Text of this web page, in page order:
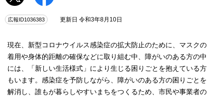
広報ID1036383 更新日 令和3年8月10日
現在、新型コロナウイルス感染症の拡大防止のために、マスクの
着用や身体的距離の確保などに取り組む中、障がいのある方の中
には、「新しい生活様式」により生じる困りごとを抱えている方
もいます。感染症を予防しながら、障がいのある方の困りごとを
解消し、誰もが暮らしやすいまちをつくるため、市民や事業者の